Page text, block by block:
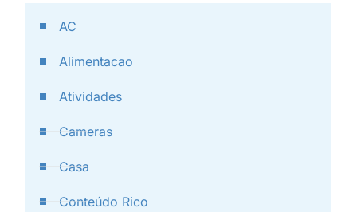
AC
Alimentacao
Atividades
Cameras
Casa
Conteúdo Rico